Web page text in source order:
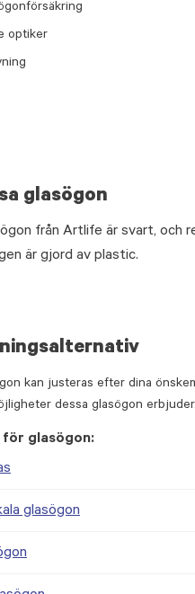
glasögon
från Artlife är svart, och
är gjord av plastic.
optiker
kan justeras efter dina
dessa glasögon erbjuder.
glasögon:
glasögon